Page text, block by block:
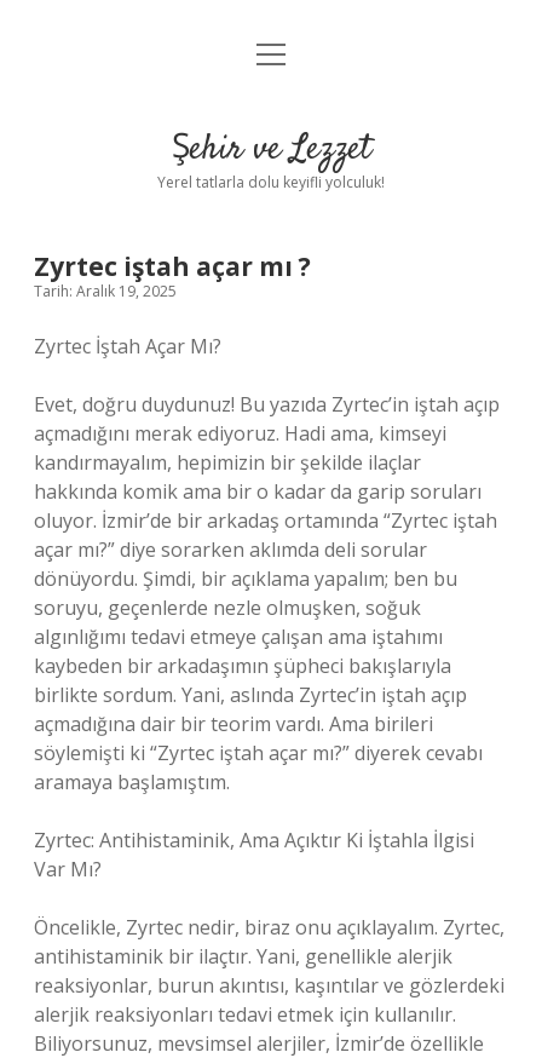
Anasayfa
Yasal Uyarı
menüyü
Şehir ve Lezzet
Yerel tatlarla dolu keyifli yolculuk!
Zyrtec iştah açar mı ?
Tarih: Aralık 19, 2025
Zyrtec İştah Açar Mı?
Evet, doğru duydunuz! Bu yazıda Zyrtec’in iştah açıp
açmadığını merak ediyoruz. Hadi ama, kimseyi
kandırmayalım, hepimizin bir şekilde ilaçlar
hakkında komik ama bir o kadar da garip soruları
oluyor. İzmir’de bir arkadaş ortamında “Zyrtec iştah
açar mı?” diye sorarken aklımda deli sorular
dönüyordu. Şimdi, bir açıklama yapalım; ben bu
soruyu, geçenlerde nezle olmuşken, soğuk
algınlığımı tedavi etmeye çalışan ama iştahımı
kaybeden bir arkadaşımın şüpheci bakışlarıyla
birlikte sordum. Yani, aslında Zyrtec’in iştah açıp
açmadığına dair bir teorim vardı. Ama birileri
söylemişti ki “Zyrtec iştah açar mı?” diyerek cevabı
aramaya başlamıştım.
Zyrtec: Antihistaminik, Ama Açıktır Ki İştahla İlgisi
Var Mı?
Öncelikle, Zyrtec nedir, biraz onu açıklayalım. Zyrtec,
antihistaminik bir ilaçtır. Yani, genellikle alerjik
reaksiyonlar, burun akıntısı, kaşıntılar ve gözlerdeki
alerjik reaksiyonları tedavi etmek için kullanılır.
Biliyorsunuz, mevsimsel alerjiler, İzmir’de özellikle